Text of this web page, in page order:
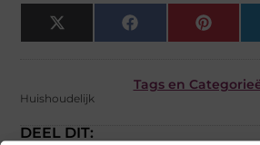
X
(Twitter)
Facebook
Tags en
Huishoudelijk
DEEL DIT: